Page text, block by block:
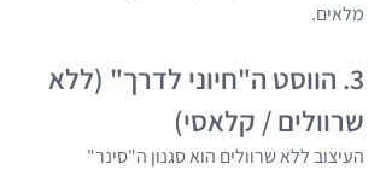
מלאים.
3. הווסט ה"חיוני לדרך" (ללא
שרוולים / קלאסי)
העיצוב ללא שרוולים הוא סגנון ה"סינר"